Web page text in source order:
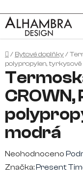
na
obsah
Domů
/ Bytové doplňky/
polypropylen,
CROWN,
modrá
Průměrné
hodnocení
Neohodnoceno
Značka:Present